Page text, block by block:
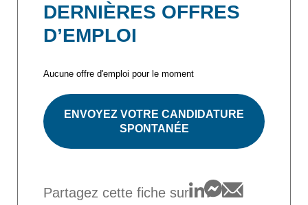
DERNIÈRES OFFRES
D’EMPLOI
Aucune offre d'emploi pour le moment
ENVOYEZ VOTRE CANDIDATURE
SPONTANÉE
Partagez cette fiche sur